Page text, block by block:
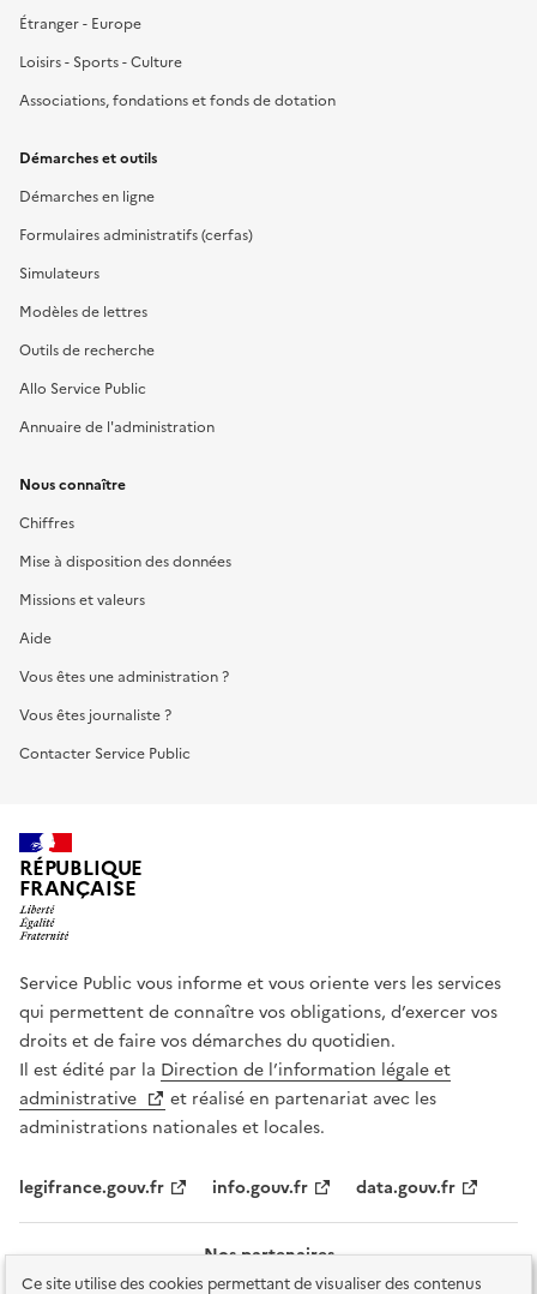
Ce site utilise des cookies permettant de visualiser des contenus
Étranger - Europe
Loisirs - Sports - Culture
Associations, fondations et fonds de dotation
Démarches et outils
Démarches en ligne
Formulaires administratifs (cerfas)
Simulateurs
Modèles de lettres
Outils de recherche
Allo Service Public
Annuaire de l'administration
Nous connaître
Chiffres
Mise à disposition des données
Missions et valeurs
Aide
Vous êtes une administration ?
Vous êtes journaliste ?
Contacter Service Public
RÉPUBLIQUE
FRANÇAISE
Service Public vous informe et vous oriente vers les services
qui permettent de connaître vos obligations, d’exercer vos
droits et de faire vos démarches du quotidien.
Il est édité par la Direction de l’information légale et
administrative
et réalisé en partenariat avec les
administrations nationales et locales.
legifrance.gouv.fr info.gouv.fr data.gouv.fr
Nos partenaires